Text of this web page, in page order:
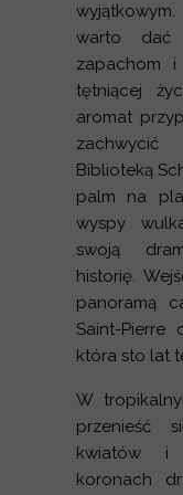
warto dać
zapachom i
tętniącej
aromat
Biblioteką
palm na
wyspy
swoją
historię.
panoramą
Saint-Pierre
która sto lat
W
przenieść
kwiatów i
koronach